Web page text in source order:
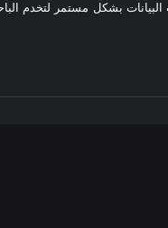
البيانات بشكل مستمر لتخدم